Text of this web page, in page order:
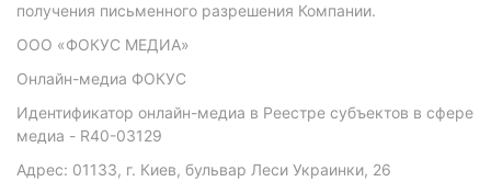
получения письменного разрешения Компании.
ООО «ФОКУС МЕДИА»
Онлайн-медиа ФОКУС
Идентификатор онлайн-медиа в Реестре субъектов в сфере
медиа - R40-03129
Адрес: 01133, г. Киев, бульвар Леси Украинки, 26